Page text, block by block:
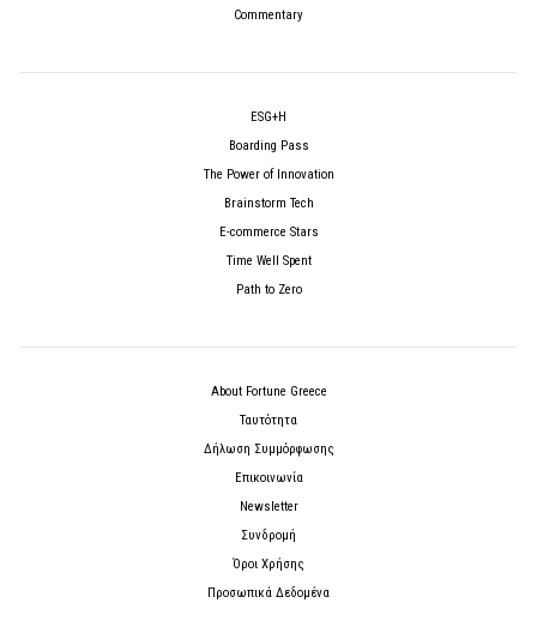
Commentary
ESG+H
Boarding Pass
The Power of Innovation
Brainstorm Tech
E-commerce Stars
Time Well Spent
Path to Zero
About Fortune Greece
Ταυτότητα
Δήλωση Συμμόρφωσης
Επικοινωνία
Newsletter
Συνδρομή
Όροι Χρήσης
Προσωπικά Δεδομένα